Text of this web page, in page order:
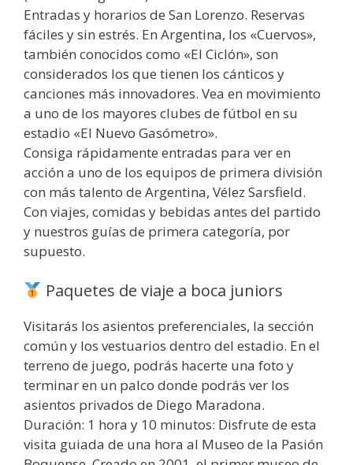
Entradas y horarios de San Lorenzo. Reservas
fáciles y sin estrés. En Argentina, los «Cuervos»,
también conocidos como «El Ciclón», son
considerados los que tienen los cánticos y
canciones más innovadores. Vea en movimiento
a uno de los mayores clubes de fútbol en su
estadio «El Nuevo Gasómetro».
Consiga rápidamente entradas para ver en
acción a uno de los equipos de primera división
con más talento de Argentina, Vélez Sarsfield.
Con viajes, comidas y bebidas antes del partido
y nuestros guías de primera categoría, por
supuesto.
Paquetes de viaje a boca juniors
Visitarás los asientos preferenciales, la sección
común y los vestuarios dentro del estadio. En el
terreno de juego, podrás hacerte una foto y
terminar en un palco donde podrás ver los
asientos privados de Diego Maradona.
Duración: 1 hora y 10 minutos: Disfrute de esta
visita guiada de una hora al Museo de la Pasión